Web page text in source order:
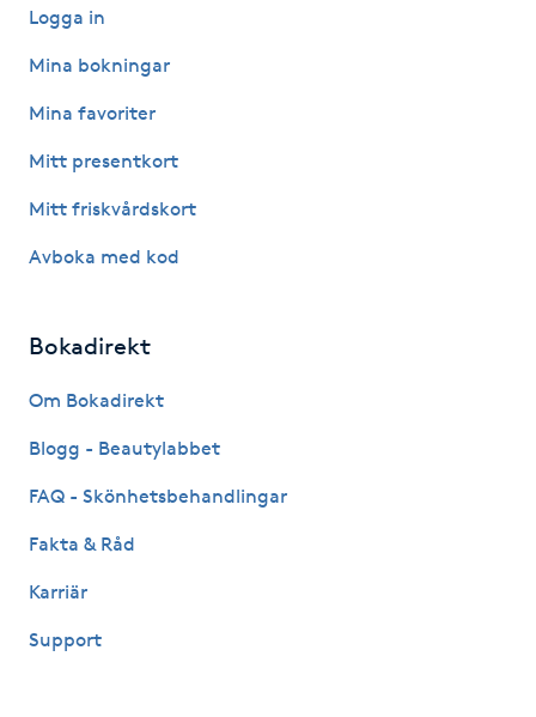
Kärlbehandling
Laserbehandling
Lashlift Keratin
LPG-behandling
LPG-massage
Lymfmassage
Logga in
Mina bokningar
Mina favoriter
Mitt presentkort
Mitt friskvårdskort
Avboka med kod
Bokadirekt
Om Bokadirekt
Blogg - Beautylabbet
FAQ - Skönhetsbehandlingar
Fakta & Råd
Karriär
Support